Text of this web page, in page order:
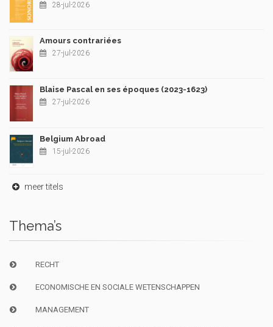
28-jul-2026
Amours contrariées
27-jul-2026
Blaise Pascal en ses époques (2023-1623)
27-jul-2026
Belgium Abroad
15-jul-2026
meer titels
Thema’s
RECHT
ECONOMISCHE EN SOCIALE WETENSCHAPPEN
MANAGEMENT